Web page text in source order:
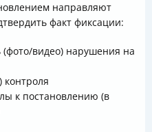
направляют
факт фиксации:
(фото/видео) нарушения на
контроля
к постановлению (в